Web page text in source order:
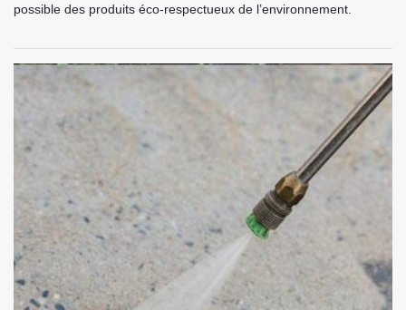
possible des produits éco-respectueux de l’environnement.